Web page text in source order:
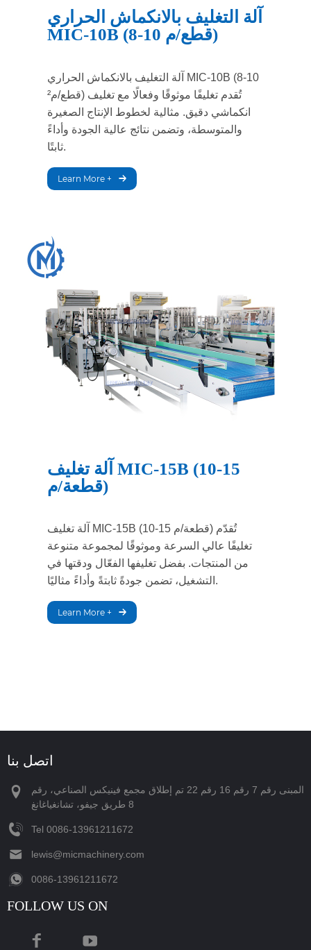
آلة التغليف بالانكماش الحراري
MIC-10B (8-10 قطع/م)
آلة التغليف بالانكماش الحراري MIC-10B (8-10
قطع/م²) تُقدم تغليفًا موثوقًا وفعالًا مع تغليف
انكماشي دقيق. مثالية لخطوط الإنتاج الصغيرة
والمتوسطة، وتضمن نتائج عالية الجودة وأداءً
ثابتًا.
Learn More +
آلة تغليف MIC-15B (10-15
قطعة/م)
آلة تغليف MIC-15B (10-15 قطعة/م) تُقدّم
تغليفًا عالي السرعة وموثوقًا لمجموعة متنوعة
من المنتجات. بفضل تغليفها الفعّال ودقتها في
التشغيل، تضمن جودةً ثابتةً وأداءً مثاليًا.
Learn More +
اتصل بنا
المبنى رقم 7 رقم 16 رقم 22 تم إطلاق مجمع فينيكس الصناعي، رقم
8 طريق جيفو، تشانغياغانغ
Tel ‪0086-13961211672‬
lewis@micmachinery.com
‪0086-13961211672‬
FOLLOW US ON